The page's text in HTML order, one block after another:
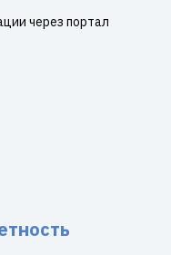
через портал